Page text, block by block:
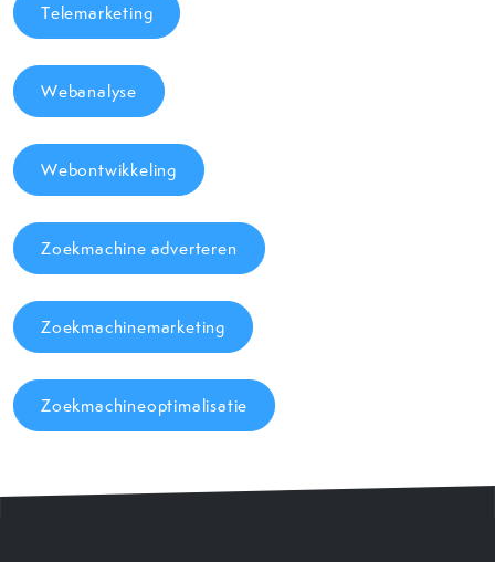
Telemarketing
Webanalyse
Webontwikkeling
Zoekmachine adverteren
Zoekmachinemarketing
Zoekmachineoptimalisatie